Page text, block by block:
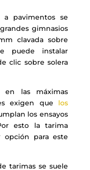
pavimentos se
gimnasios
clavada sobre
puede instalar
clic sobre solera
las máximas
exigen que los
los ensayos
esto la tarima
opción para este
tarimas se suele